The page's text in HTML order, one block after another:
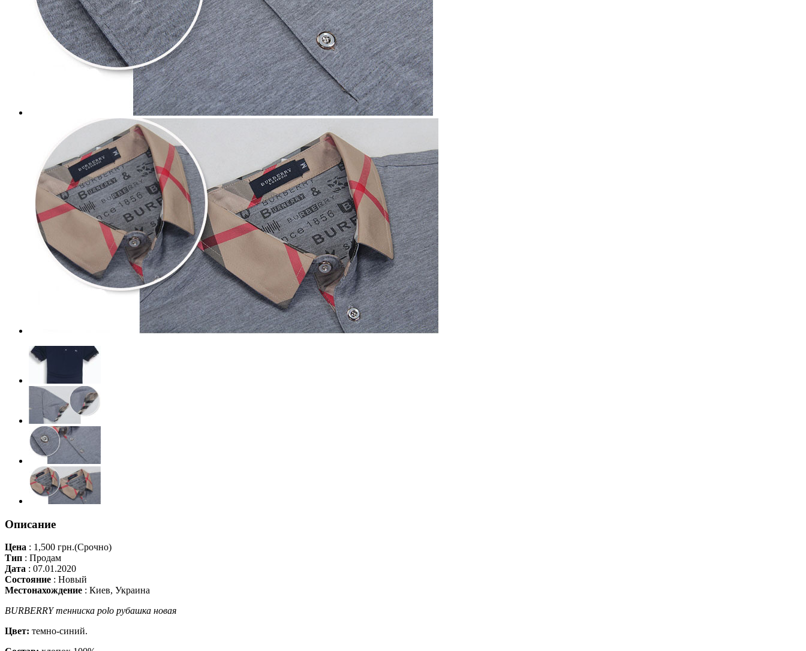
Описание
Цена : 1,500 грн.(Срочно)
Тип : Продам
Дата : 07.01.2020
Состояние : Новый
Местонахождение : Киев, Украина
BURBERRY тенниска polo рубашка новая
Цвет: темно-синий.